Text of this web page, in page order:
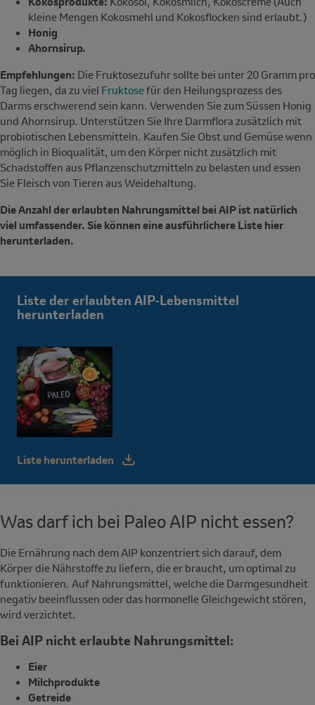
kleine Mengen Kokosmehl und Kokosflocken sind erlaubt.)
Honig
Ahornsirup.
Empfehlungen: Die Fruktosezufuhr sollte bei unter 20 Gramm pro
Tag liegen, da zu viel Fruktosefür den Heilungsprozess des
Darms erschwerend sein kann. Verwenden Sie zum Süssen Honig
und Ahornsirup. Unterstützen Sie Ihre Darmflora zusätzlich mit
probiotischen Lebensmitteln. Kaufen Sie Obst und Gemüse wenn
möglich in Bioqualität, um den Körper nicht zusätzlich mit
Schadstoffen aus Pflanzenschutzmitteln zu belasten und essen
Sie Fleisch von Tieren aus Weidehaltung.
Die Anzahl der erlaubten Nahrungsmittel bei AIP ist natürlich
viel umfassender. Sie können eine ausführlichere Liste hier
herunterladen.
Liste der erlaubten AIP-Lebensmittel
herunterladen
Liste herunterladen
Was darf ich bei Paleo AIP nicht essen?
Die Ernährung nach dem AIP konzentriert sich darauf, dem
Körper die Nährstoffe zu liefern, die er braucht, um optimal zu
funktionieren. Auf Nahrungsmittel, welche die Darmgesundheit
negativ beeinflussen oder das hormonelle Gleichgewicht stören,
wird verzichtet.
Bei AIP nicht erlaubte Nahrungsmittel:
Eier
Milchprodukte
Getreide